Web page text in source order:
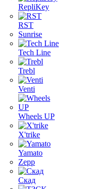
RepliKey
RST
Sunrise
Tech Line
Trebl
Venti
Wheels UP
X'trike
Yamato
Zepp
Скад